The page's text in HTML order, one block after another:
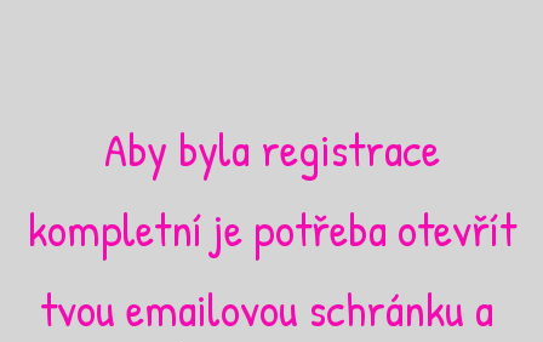
Aby byla registrace
kompletní je potřeba otevřít
tvou emailovou schránku a